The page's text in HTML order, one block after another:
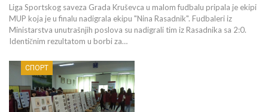
Liga Sportskog saveza Grada Kruševca u malom fudbalu pripala je ekipi
MUP koja je u finalu nadigrala ekipu "Nina Rasadnik". Fudbaleri iz
Ministarstva unutrašnjih poslova su nadigrali tim iz Rasadnika sa 2:0.
Identičnim rezultatom u borbi za…
СПОРТ